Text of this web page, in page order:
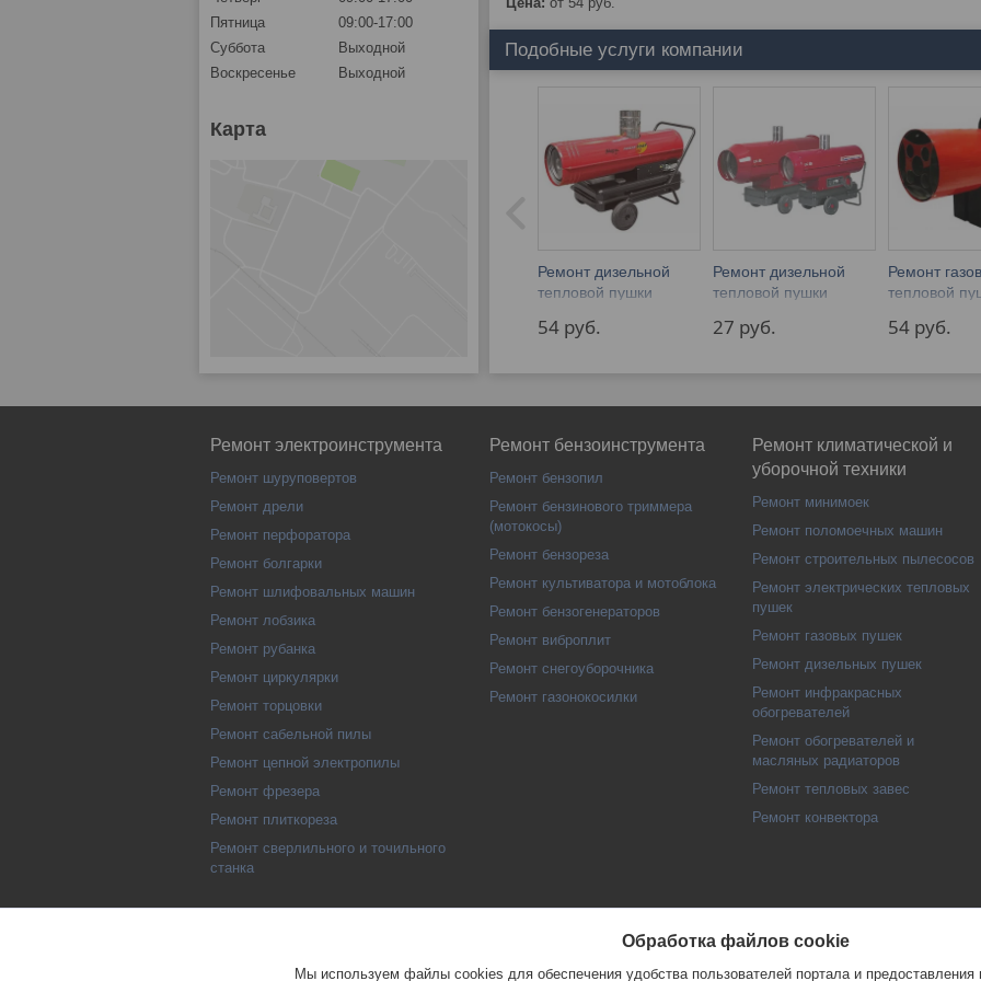
Подобные услуги компании
Ремонт дизельной
тепловой пушки
54 руб.
Ремонт дизельной
тепловой пушки
27 руб.
Ремонт
тепловой
54 руб.
Пятница
09:00-17:00
Суббота
Выходной
Воскресенье
Выходной
Карта
Ремонт электроинструмента
Ремонт шуруповертов
Ремонт дрели
Ремонт перфоратора
Ремонт болгарки
Ремонт шлифовальных машин
Ремонт лобзика
Ремонт рубанка
Ремонт циркулярки
Ремонт торцовки
Ремонт сабельной пилы
Ремонт цепной электропилы
Ремонт фрезера
Ремонт плиткореза
Ремонт сверлильного и точильного
станка
Ремонт бензоинструмента
Ремонт бензопил
Ремонт бензинового триммера
(мотокосы)
Ремонт бензореза
Ремонт культиватора и мотоблока
Ремонт бензогенераторов
Ремонт виброплит
Ремонт снегоуборочника
Ремонт газонокосилки
Ремонт климатической и
уборочной техники
Ремонт минимоек
Ремонт поломоечных машин
Ремонт строительных пылесосов
Ремонт электрических тепловых
пушек
Ремонт газовых пушек
Ремонт дизельных пушек
Ремонт инфракрасных
обогревателей
Ремонт обогревателей и
масляных радиаторов
Ремонт тепловых завес
Ремонт конвектора
Обработка файлов cookie
Мы используем файлы cookies для обеспечения удобства пользователей портала и предоставления